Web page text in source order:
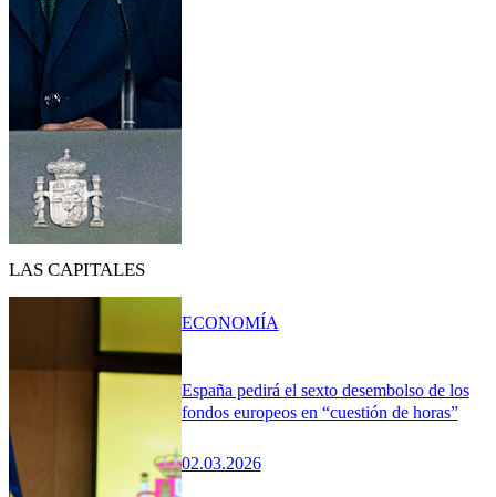
LAS CAPITALES
España pedirá el sexto desembolso de los
fondos europeos en “cuestión de horas”
02.03.2026
ECONOMÍA